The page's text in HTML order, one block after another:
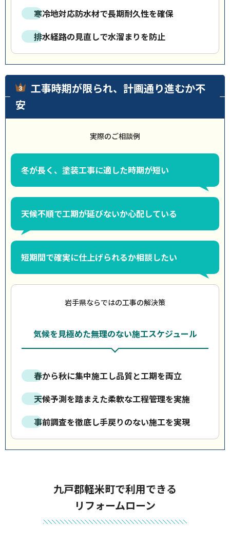
寒冷地対応防水材で長期耐久性を確保
排水経路の見直しで水溜まりを防止
工事時期が限られ、計画通り進むか不
安
実際のご相談例
冬が長く、塗装工事に適した時期が短い
天候不順で工期が延びないか心配している
短期間で確実に仕上げられるか相談したい
岩手県ならではの工事の解決策
気候を見極めた無理のない施工スケジュール
春から秋に集中施工し品質と工期を両立
天候予測を踏まえた柔軟な工程管理を実施
事前調査を徹底し手戻りのない施工を実現
九戸郡軽米町で利用できる
リフォームローン